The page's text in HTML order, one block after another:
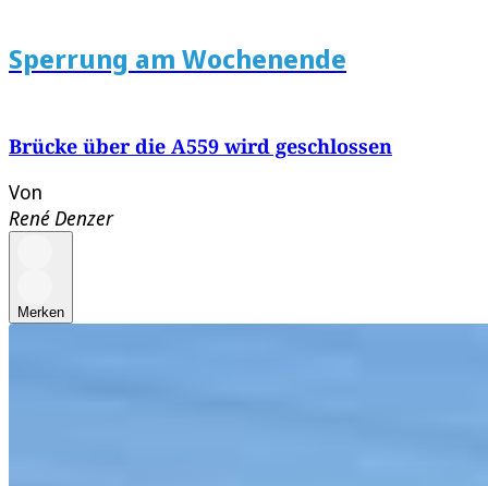
Sperrung am Wochenende
Brücke über die A559 wird geschlossen
Von
René Denzer
Merken